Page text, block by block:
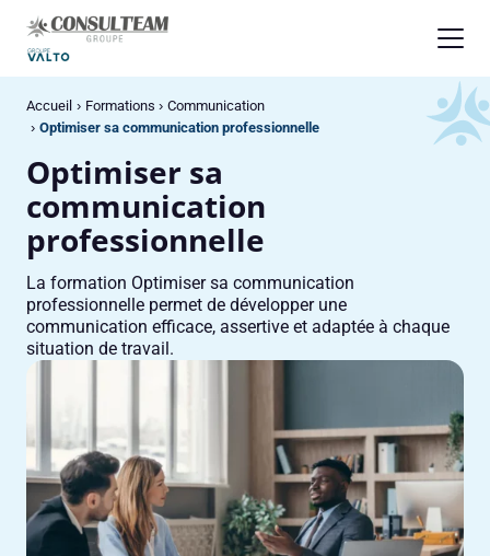
Accueil Formations
Communication
Optimiser sa communication professionnelle
Optimiser sa
communication
professionnelle
La formation Optimiser sa communication
professionnelle permet de développer une
communication efficace, assertive et adaptée à chaque
situation de travail.
Panneau de gestion des cookies